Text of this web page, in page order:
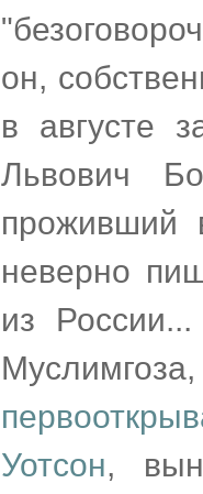
он,
в августе
Львович
проживший
неверно
из
Уотсон,